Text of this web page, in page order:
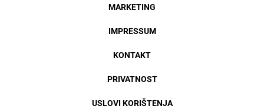
MARKETING
IMPRESSUM
KONTAKT
PRIVATNOST
USLOVI KORIŠTENJA